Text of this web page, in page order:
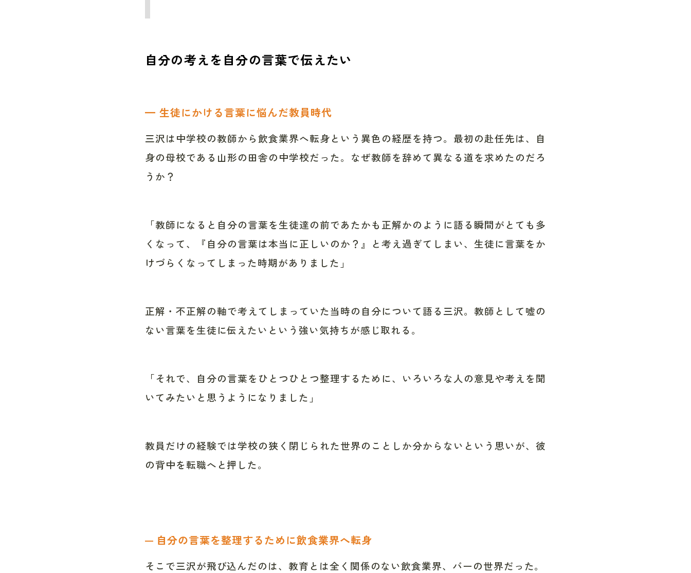
自分の考えを自分の言葉で伝えたい
━ 生徒にかける言葉に悩んだ教員時代
三沢は中学校の教師から飲食業界へ転身という異色の経歴を持つ。最初の赴任先は、自
身の母校である山形の田舎の中学校だった。なぜ教師を辞めて異なる道を求めたのだろ
うか？
「教師になると自分の言葉を生徒達の前であたかも正解かのように語る瞬間がとても多
くなって、『自分の言葉は本当に正しいのか？』と考え過ぎてしまい、生徒に言葉をか
けづらくなってしまった時期がありました」
正解・不正解の軸で考えてしまっていた当時の自分について語る三沢。教師として嘘の
ない言葉を生徒に伝えたいという強い気持ちが感じ取れる。
「それで、自分の言葉をひとつひとつ整理するために、いろいろな人の意見や考えを聞
いてみたいと思うようになりました」
教員だけの経験では学校の狭く閉じられた世界のことしか分からないという思いが、彼
の背中を転職へと押した。
━ 自分の言葉を整理するために飲食業界へ転身
そこで三沢が飛び込んだのは、教育とは全く関係のない飲食業界、バーの世界だった。